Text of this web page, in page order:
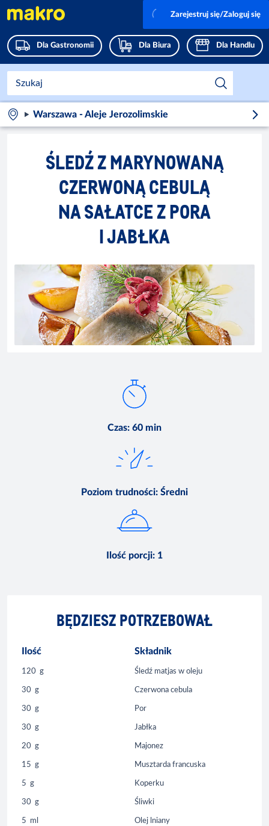
Dla Gastronomii Dla Biura Dla Handlu
Zarejestruj się/Zaloguj się
Warszawa - Aleje Jerozolimskie
ŚLEDŹ Z MARYNOWANĄ
CZERWONĄ CEBULĄ
NA SAŁATCE Z PORA
I JABŁKA
Czas: 60 min
Poziom trudności: Średni
Ilość porcji: 1
BĘDZIESZ POTRZEBOWAŁ
Ilość Składnik
120 g Śledź matjas w oleju
30 g Czerwona cebula
30 g Por
30 g Jabłka
20 g Majonez
15 g Musztarda francuska
5 g Koperku
30 g Śliwki
5 ml Olej lniany